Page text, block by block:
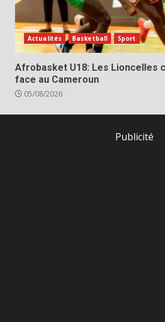
Actualités Basketball Sport
Afrobasket U18: Les Lioncelles
face au Cameroun
05/08/2026
Publicité